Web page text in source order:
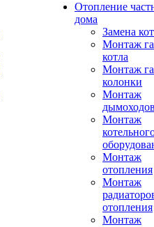
Отопление
дома
Замена
Монтаж
котла
Монтаж
колонки
Монтаж
Монтаж
Монтаж
отопления
Монтаж
отопления
Монтаж